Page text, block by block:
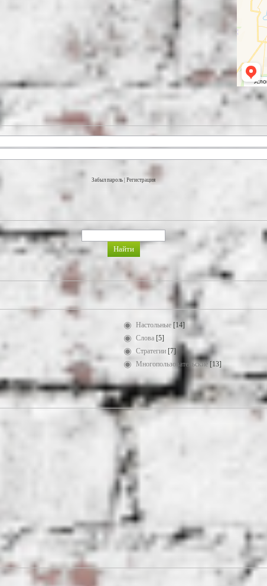
Забыл пароль Регистрация
Настольные [14]
Слова [5]
Стратегии [7]
Многопользовательские [13]